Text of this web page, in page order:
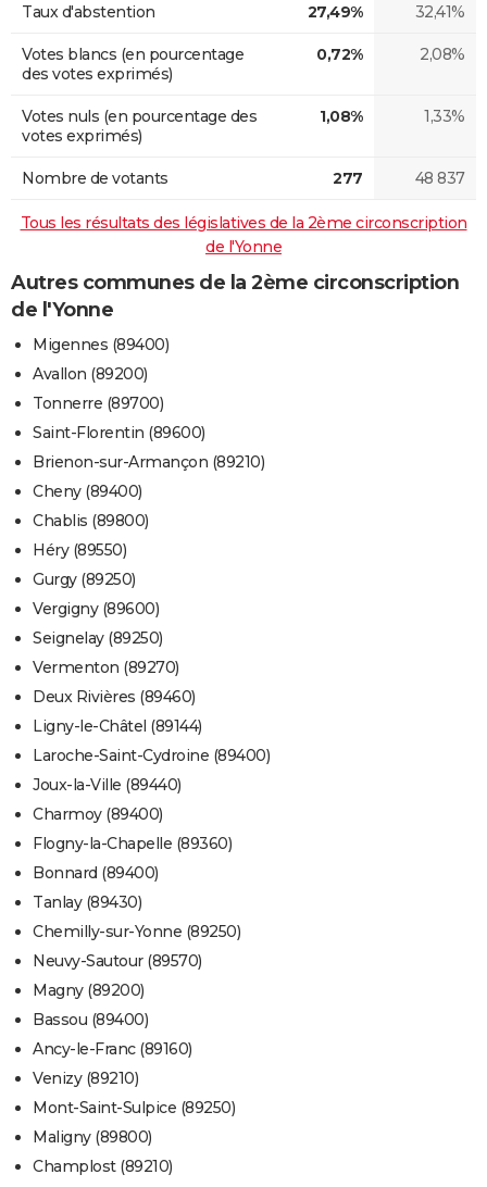
Taux d'abstention 27,49% 32,41%
Votes blancs (en pourcentage
des votes exprimés)
0,72% 2,08%
Votes nuls (en pourcentage des
votes exprimés)
1,08% 1,33%
Nombre de votants 277 48 837
Tous les résultats des législatives de la 2ème circonscription
de l'Yonne
Autres communes de la 2ème circonscription
de l'Yonne
Migennes (89400)
Avallon (89200)
Tonnerre (89700)
Saint-Florentin (89600)
Brienon-sur-Armançon (89210)
Cheny (89400)
Chablis (89800)
Héry (89550)
Gurgy (89250)
Vergigny (89600)
Seignelay (89250)
Vermenton (89270)
Deux Rivières (89460)
Ligny-le-Châtel (89144)
Laroche-Saint-Cydroine (89400)
Joux-la-Ville (89440)
Charmoy (89400)
Flogny-la-Chapelle (89360)
Bonnard (89400)
Tanlay (89430)
Chemilly-sur-Yonne (89250)
Neuvy-Sautour (89570)
Magny (89200)
Bassou (89400)
Ancy-le-Franc (89160)
Venizy (89210)
Mont-Saint-Sulpice (89250)
Maligny (89800)
Champlost (89210)